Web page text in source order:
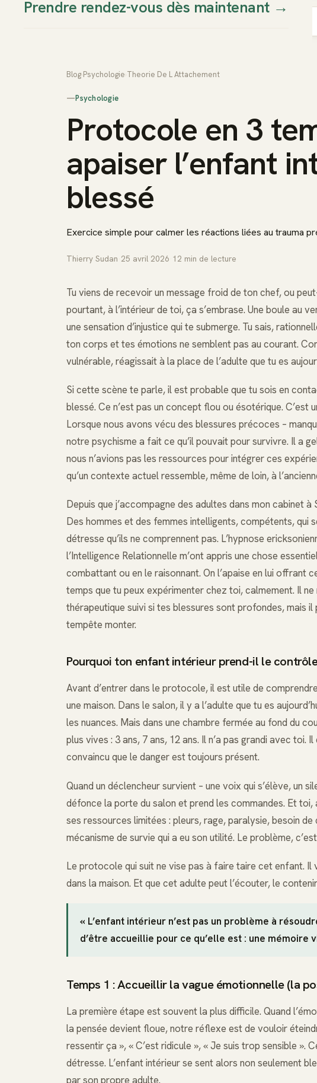
Prendre rendez-vous dès maintenant→
Blog Psychologie Theorie De L Attachement
—Psychologie
Protocole en 3
apaiser l’enfant
blessé
Exercice simple pour calmer les réactions liées au trauma
Thierry Sudan 25 avril 2026 12 min de lecture
Tu viens de recevoir un message froid de ton chef, ou
pourtant, à l’intérieur de toi, ça s’embrase. Une boule au
une sensation d’injustice qui te submerge. Tu sais,
ton corps et tes émotions ne semblent pas au courant.
vulnérable, réagissait à la place de l’adulte que tu es
Si cette scène te parle, il est probable que tu sois en
blessé. Ce n’est pas un concept flou ou ésotérique. C’est
Lorsque nous avons vécu des blessures précoces –
notre psychisme a fait ce qu’il pouvait pour survivre. Il a
nous n’avions pas les ressources pour intégrer ces
qu’un contexte actuel ressemble, même de loin, à
Depuis que j’accompagne des adultes dans mon cabinet
Des hommes et des femmes intelligents, compétents, qui
détresse qu’ils ne comprennent pas. L’hypnose
l’Intelligence Relationnelle m’ont appris une chose
combattant ou en le raisonnant. On l’apaise en lui offrant
temps que tu peux expérimenter chez toi, calmement. Il
thérapeutique suivi si tes blessures sont profondes, mais il
tempête monter.
Pourquoi ton enfant intérieur prend-il le
Avant d’entrer dans le protocole, il est utile de
une maison. Dans le salon, il y a l’adulte que tu es
les nuances. Mais dans une chambre fermée au fond du
plus vives : 3 ans, 7 ans, 12 ans. Il n’a pas grandi avec
convaincu que le danger est toujours présent.
Quand un déclencheur survient – une voix qui s’élève, un
défonce la porte du salon et prend les commandes. Et
ses ressources limitées : pleurs, rage, paralysie, besoin de
mécanisme de survie qui a eu son utilité. Le problème,
Le protocole qui suit ne vise pas à faire taire cet enfant. Il
dans la maison. Et que cet adulte peut l’écouter, le
« L’enfant intérieur n’est pas un problème à
d’être accueillie pour ce qu’elle est : une mémoire
Temps 1 : Accueillir la vague émotionnelle (la
La première étape est souvent la plus difficile. Quand
la pensée devient floue, notre réflexe est de vouloir
ressentir ça », « C’est ridicule », « Je suis trop sensible ».
détresse. L’enfant intérieur se sent alors non seulement
par son propre adulte.